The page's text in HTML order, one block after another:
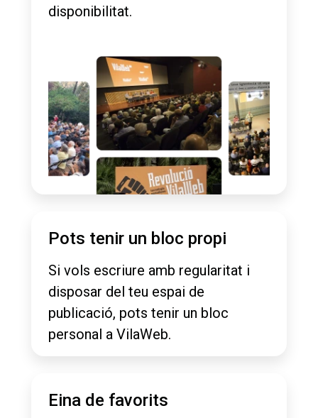
disponibilitat.
Pots tenir un bloc propi
Si vols escriure amb regularitat i
disposar del teu espai de
publicació, pots tenir un bloc
personal a VilaWeb.
Eina de favorits